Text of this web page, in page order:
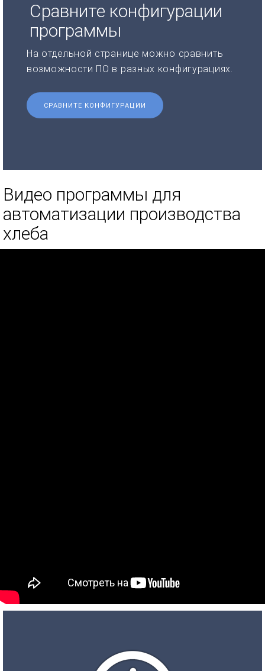
Сравните конфигурации
программы
На отдельной странице можно сравнить
возможности ПО в разных конфигурациях.
СРАВНИТЕ КОНФИГУРАЦИИ
Видео программы для
автоматизации производства
хлеба